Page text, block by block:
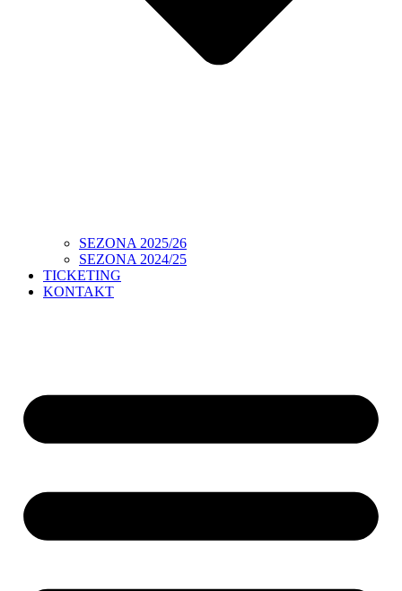
SEZONA 2025/26
SEZONA 2024/25
TICKETING
KONTAKT